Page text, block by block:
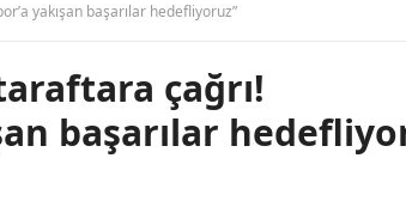
yakışan başarılar hedefliyoruz”
çağrı!
başarılar